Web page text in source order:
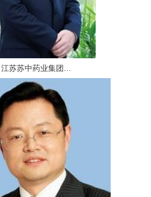
江苏苏中药业集团...